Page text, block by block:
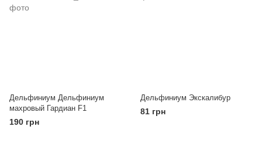
Дельфиниум Дельфиниум
махровый Гардиан F1
190 грн
Дельфиниум Экскалибур
81 грн